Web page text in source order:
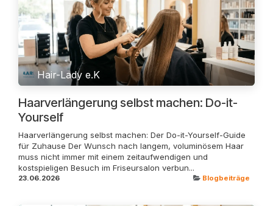
Hair-Lady e.K
Haarverlängerung selbst machen: Do-it-
Yourself
Haarverlängerung selbst machen: Der Do-it-Yourself-Guide
für Zuhause Der Wunsch nach langem, voluminösem Haar
muss nicht immer mit einem zeitaufwendigen und
kostspieligen Besuch im Friseursalon verbun...
23.06.2026 Blogbeiträge